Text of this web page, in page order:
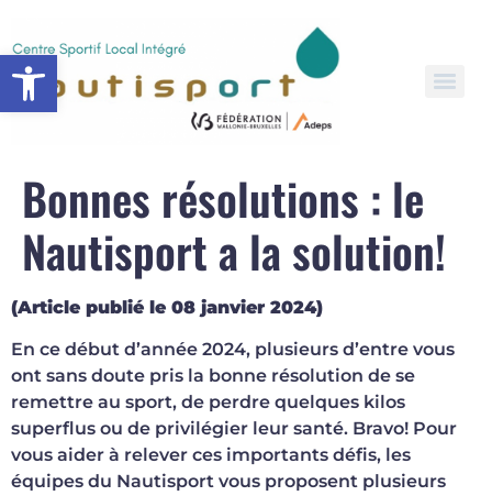
Open toolbar
Bonnes résolutions : le
Nautisport a la solution!
(Article publié le 08 janvier 2024)
En ce début d’année 2024, plusieurs d’entre vous
ont sans doute pris la bonne résolution de se
remettre au sport, de perdre quelques kilos
superflus ou de privilégier leur santé. Bravo! Pour
vous aider à relever ces importants défis, les
équipes du Nautisport vous proposent plusieurs